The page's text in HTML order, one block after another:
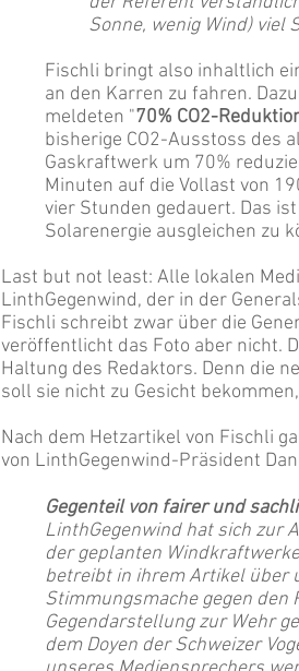
Sonne, wenig Wind)
Fischli bringt also inhaltlich
an den Karren zu fahren.
meldeten "70% CO2-
bisherige CO2-Ausstoss des
Gaskraftwerk um 70%
Minuten auf die Vollast von
vier Stunden gedauert. Das
Solarenergie ausgleichen zu
Last but not least: Alle lokalen
LinthGegenwind, der in der
Fischli schreibt zwar über die
veröffentlicht das Foto aber nicht.
Haltung des Redaktors. Denn die
soll sie nicht zu Gesicht
Nach dem Hetzartikel von Fischli
von LinthGegenwind-Präsident
Gegenteil von fairer und
LinthGegenwind hat sich zur
der geplanten
betreibt in ihrem Artikel über
Stimmungsmache gegen den
Gegendarstellung zur Wehr
dem Doyen der Schweizer